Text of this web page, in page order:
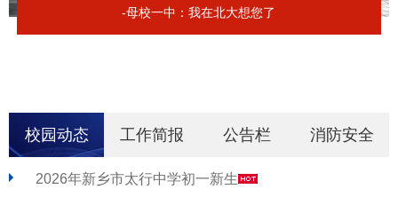
-母校一中：我在北大想您了
校园动态 工作简报 公告栏 消防安全
2026年新乡市太行中学初一新生